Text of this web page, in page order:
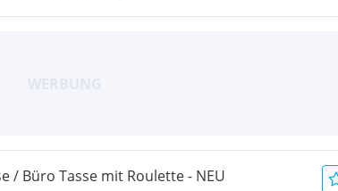
/ Büro Tasse mit Roulette - NEU